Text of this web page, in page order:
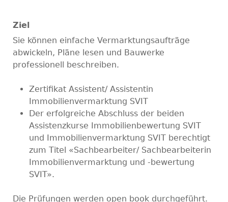
Ziel
Sie können einfache Vermarktungsaufträge
abwickeln, Pläne lesen und Bauwerke
professionell beschreiben.
Zertifikat Assistent/ Assistentin
Immobilienvermarktung SVIT
Der erfolgreiche Abschluss der beiden
Assistenzkurse Immobilienbewertung SVIT
und Immobilienvermarktung SVIT berechtigt
zum Titel «Sachbearbeiter/ Sachbearbeiterin
Immobilienvermarktung und -bewertung
SVIT».
Die Prüfungen werden open book durchgeführt.